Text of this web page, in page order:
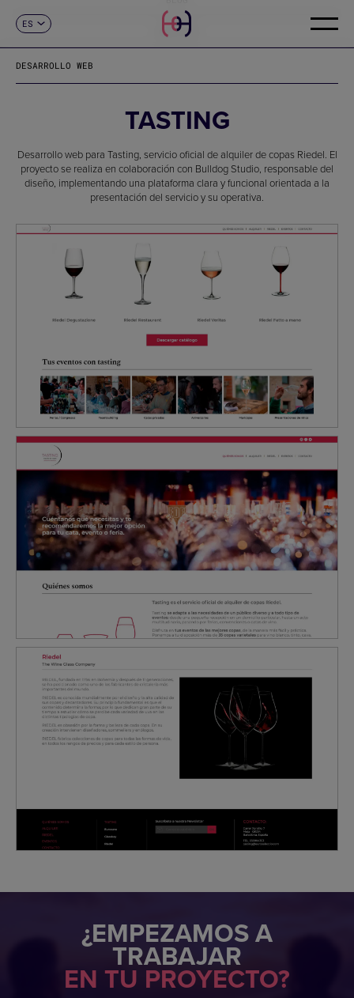
ES
FR
DE
CONTACTO
DESARROLLO WEB
TASTING
Desarrollo web para Tasting, servicio oficial de alquiler de copas Riedel. El
proyecto se realiza en colaboración con Bulldog Studio, responsable del
diseño, implementando una plataforma clara y funcional orientada a la
presentación del servicio y su operativa.
¿EMPEZAMOS A
TRABAJAR
EN TU PROYECTO?